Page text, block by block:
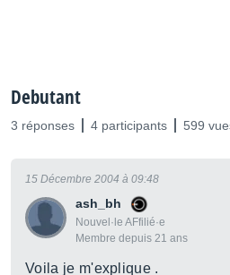
Debutant
3 réponses 4 participants 599
ash_bh
Nouvel·le AFfilié·e
Membre depuis 21 ans
15 Décembre 2004 à 09:48
Voila je m'explique .